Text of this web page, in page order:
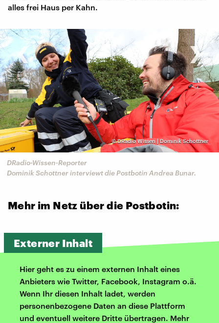
alles frei Haus per Kahn.
©DRadio Wissen | Dominik Schottner
DRadio-Wissen-Reporter
Dominik Schottner interviewt die Postbotin Andrea Bunar.
‹ ›
Mehr im Netz über die Postbotin:
Externer Inhalt
Hier geht es zu einem externen Inhalt eines
Anbieters wie Twitter, Facebook, Instagram o.ä.
Wenn Ihr diesen Inhalt ladet, werden
personenbezogene Daten an diese Plattform
und eventuell weitere Dritte übertragen. Mehr